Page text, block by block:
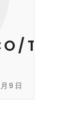
9日